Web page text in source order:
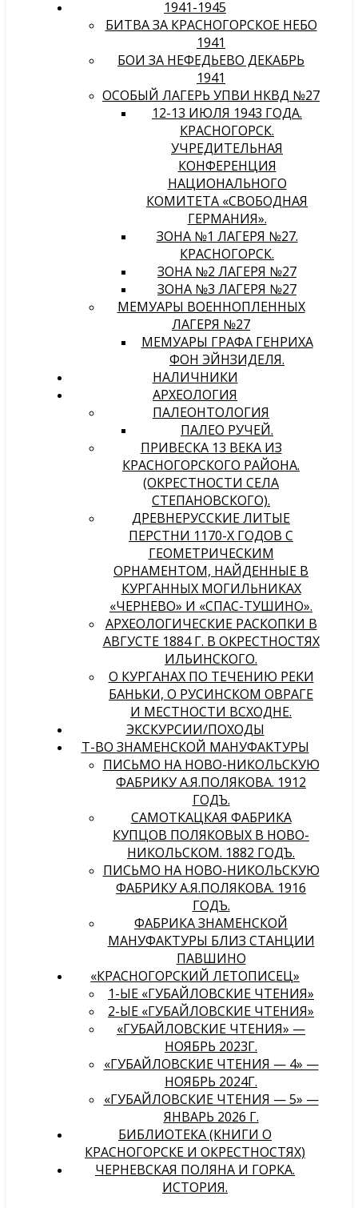
1941-1945
БИТВА ЗА КРАСНОГОРСКОЕ НЕБО
1941
БОИ ЗА НЕФЕДЬЕВО ДЕКАБРЬ
1941
ОСОБЫЙ ЛАГЕРЬ УПВИ НКВД №27
12-13 ИЮЛЯ 1943 ГОДА.
КРАСНОГОРСК.
УЧРЕДИТЕЛЬНАЯ
КОНФЕРЕНЦИЯ
НАЦИОНАЛЬНОГО
КОМИТЕТА «СВОБОДНАЯ
ГЕРМАНИЯ».
ЗОНА №1 ЛАГЕРЯ №27.
КРАСНОГОРСК.
ЗОНА №2 ЛАГЕРЯ №27
ЗОНА №3 ЛАГЕРЯ №27
МЕМУАРЫ ВОЕННОПЛЕННЫХ
ЛАГЕРЯ №27
МЕМУАРЫ ГРАФА ГЕНРИХА
ФОН ЭЙНЗИДЕЛЯ.
НАЛИЧНИКИ
АРХЕОЛОГИЯ
ПАЛЕОНТОЛОГИЯ
ПАЛЕО РУЧЕЙ.
ПРИВЕСКА 13 ВЕКА ИЗ
КРАСНОГОРСКОГО РАЙОНА.
(ОКРЕСТНОСТИ СЕЛА
СТЕПАНОВСКОГО).
ДРЕВНЕРУССКИЕ ЛИТЫЕ
ПЕРСТНИ 1170-Х ГОДОВ С
ГЕОМЕТРИЧЕСКИМ
ОРНАМЕНТОМ, НАЙДЕННЫЕ В
КУРГАННЫХ МОГИЛЬНИКАХ
«ЧЕРНЕВО» И «СПАС-ТУШИНО».
АРХЕОЛОГИЧЕСКИЕ РАСКОПКИ В
АВГУСТЕ 1884 Г. В ОКРЕСТНОСТЯХ
ИЛЬИНСКОГО.
О КУРГАНАХ ПО ТЕЧЕНИЮ РЕКИ
БАНЬКИ, О РУСИНСКОМ ОВРАГЕ
И МЕСТНОСТИ ВСХОДНЕ.
ЭКСКУРСИИ/ПОХОДЫ
Т-ВО ЗНАМЕНСКОЙ МАНУФАКТУРЫ
ПИСЬМО НА НОВО-НИКОЛЬСКУЮ
ФАБРИКУ А.Я.ПОЛЯКОВА. 1912
ГОДЪ.
САМОТКАЦКАЯ ФАБРИКА
КУПЦОВ ПОЛЯКОВЫХ В НОВО-
НИКОЛЬСКОМ. 1882 ГОДЪ.
ПИСЬМО НА НОВО-НИКОЛЬСКУЮ
ФАБРИКУ А.Я.ПОЛЯКОВА. 1916
ГОДЪ.
ФАБРИКА ЗНАМЕНСКОЙ
МАНУФАКТУРЫ БЛИЗ СТАНЦИИ
ПАВШИНО
«КРАСНОГОРСКИЙ ЛЕТОПИСЕЦ»
1-ЫЕ «ГУБАЙЛОВСКИЕ ЧТЕНИЯ»
2-ЫЕ «ГУБАЙЛОВСКИЕ ЧТЕНИЯ»
«ГУБАЙЛОВСКИЕ ЧТЕНИЯ» —
НОЯБРЬ 2023Г.
«ГУБАЙЛОВСКИЕ ЧТЕНИЯ — 4» —
НОЯБРЬ 2024Г.
«ГУБАЙЛОВСКИЕ ЧТЕНИЯ — 5» —
ЯНВАРЬ 2026 Г.
БИБЛИОТЕКА (КНИГИ О
КРАСНОГОРСКЕ И ОКРЕСТНОСТЯХ)
ЧЕРНЕВСКАЯ ПОЛЯНА И ГОРКА.
ИСТОРИЯ.